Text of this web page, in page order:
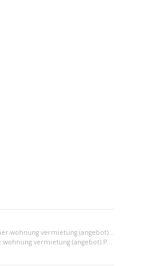
3-zimmer-wohnung vermietung (angebot) Poprad
Andere wohnung vermietung (angebot) Poprad